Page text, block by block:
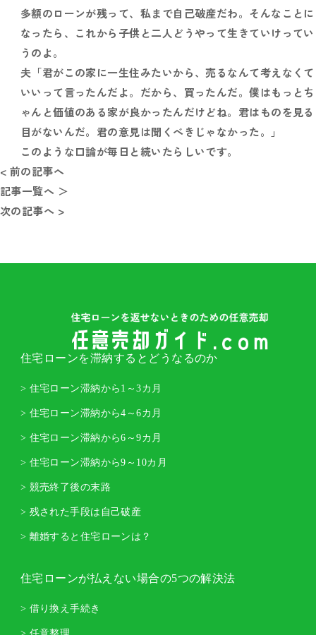
多額のローンが残って、私まで自己破産だわ。そんなことに
なったら、これから子供と二人どうやって生きていけってい
うのよ。
夫「君がこの家に一生住みたいから、売るなんて考えなくて
いいって言ったんだよ。だから、買ったんだ。僕はもっとち
ゃんと価値のある家が良かったんだけどね。君はものを見る
目がないんだ。君の意見は聞くべきじゃなかった。」
このような口論が毎日と続いたらしいです。
< 前の記事へ
記事一覧へ ＞
次の記事へ >
住宅ローンを滞納するとどうなるのか
> 住宅ローン滞納から1～3カ月
> 住宅ローン滞納から4～6カ月
> 住宅ローン滞納から6～9カ月
> 住宅ローン滞納から9～10カ月
> 競売終了後の末路
> 残された手段は自己破産
> 離婚すると住宅ローンは？
住宅ローンが払えない場合の5つの解決法
> 借り換え手続き